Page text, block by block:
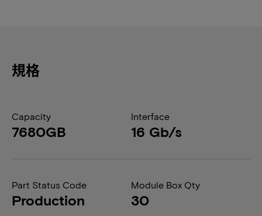
規格
Capacity
7680GB
Interface
16 Gb/s
Part Status Code
Production
Module Box Qty
30